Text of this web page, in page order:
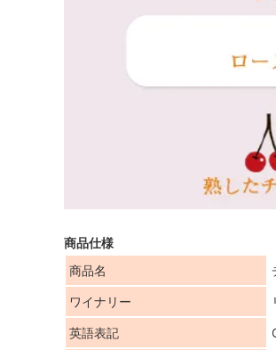
商品仕様
商品名
ワイナリー
英語表記